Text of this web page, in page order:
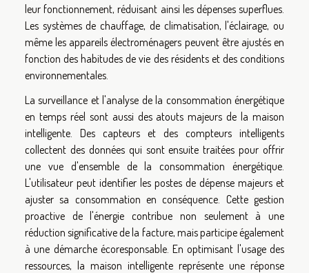
leur fonctionnement, réduisant ainsi les dépenses superflues.
Les systèmes de chauffage, de climatisation, l'éclairage, ou
même les appareils électroménagers peuvent être ajustés en
fonction des habitudes de vie des résidents et des conditions
environnementales.
La surveillance et l'analyse de la consommation énergétique
en temps réel sont aussi des atouts majeurs de la maison
intelligente. Des capteurs et des compteurs intelligents
collectent des données qui sont ensuite traitées pour offrir
une vue d'ensemble de la consommation énergétique.
L'utilisateur peut identifier les postes de dépense majeurs et
ajuster sa consommation en conséquence. Cette gestion
proactive de l'énergie contribue non seulement à une
réduction significative de la facture, mais participe également
à une démarche écoresponsable. En optimisant l'usage des
ressources, la maison intelligente représente une réponse